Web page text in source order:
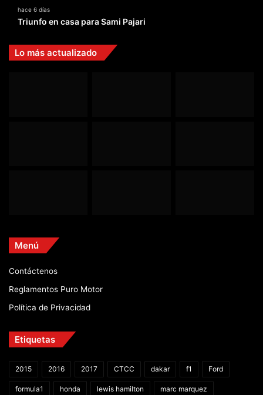
hace 6 días
Triunfo en casa para Sami Pajari
Lo más actualizado
Menú
Contáctenos
Reglamentos Puro Motor
Política de Privacidad
Etiquetas
2015 2016 2017 CTCC dakar f1 Ford
formula1 honda lewis hamilton marc marquez